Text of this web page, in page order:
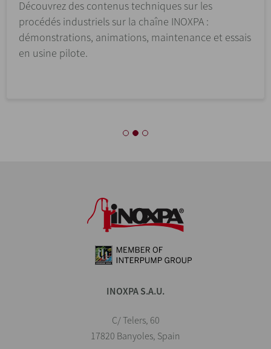
INOXPA propose des installations complètes pour la
production de fromages ainsi que des machines
pour la réception, le stockage, l’hygiénisation et la
pasteurisation.
INOXPA S.A.U.
C/ Telers, 60
17820 Banyoles, Spain